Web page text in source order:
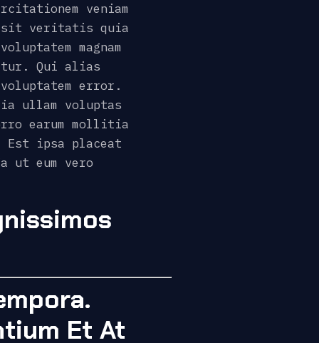
veniam
sit veritatis quia
magnam
Qui alias
error.
ullam voluptas
earum mollitia
ipsa placeat
ut eum vero
Et At